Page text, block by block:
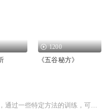
1200
《五谷秘方》